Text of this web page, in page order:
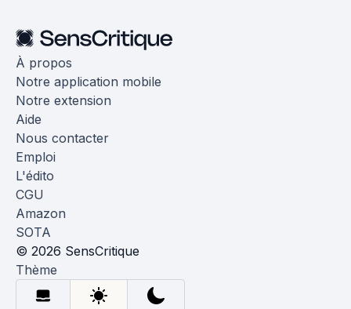
À propos
Notre application mobile
Notre extension
Aide
Nous contacter
Emploi
L'édito
CGU
Amazon
SOTA
© 2026 SensCritique
Thème